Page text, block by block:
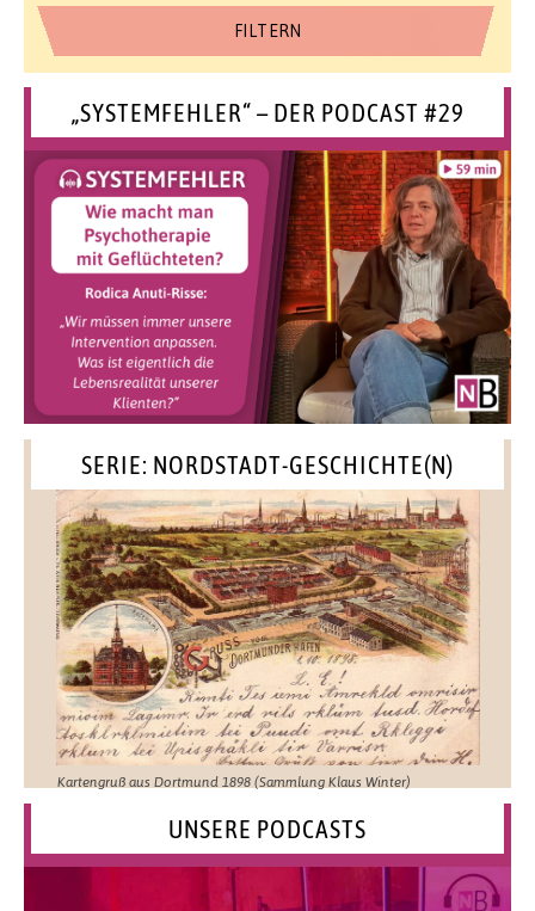
„SYSTEMFEHLER“ – DER PODCAST #29
SERIE: NORDSTADT-GESCHICHTE(N)
Kartengruß aus Dortmund 1898 (Sammlung Klaus Winter)
UNSERE PODCASTS